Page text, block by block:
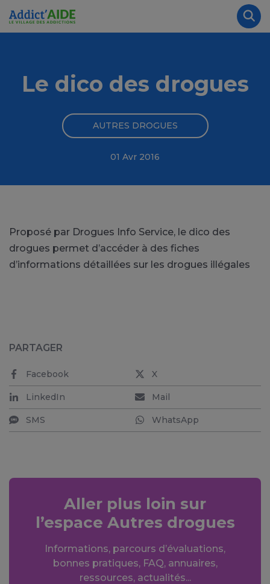
Aller au contenu principal
Le dico des drogues
AUTRES DROGUES
01 Avr 2016
Proposé par Drogues Info Service, le dico des
drogues permet d’accéder à des fiches
d’informations détaillées sur les drogues illégales
PARTAGER
Facebook X
LinkedIn Mail
SMS WhatsApp
Aller plus loin sur
l’espace Autres drogues
Informations, parcours d’évaluations,
bonnes pratiques, FAQ, annuaires,
ressources, actualités...
Panneau de gestion des cookies